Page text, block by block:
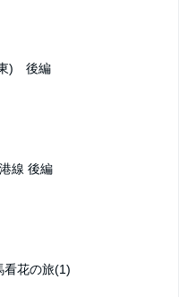
) 後編
線 後編
看花の旅(1)